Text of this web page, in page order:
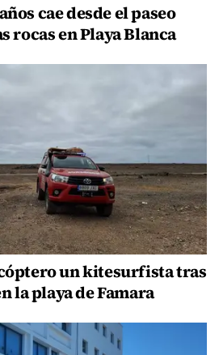
cae desde el paseo
rocas en Playa Blanca
un kitesurfista tras
la playa de Famara